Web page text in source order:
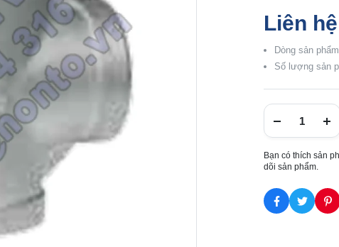
Liên hệ
Dòng sản
Số lượng sản
Bạn có thích sản
dõi sản phẩm.